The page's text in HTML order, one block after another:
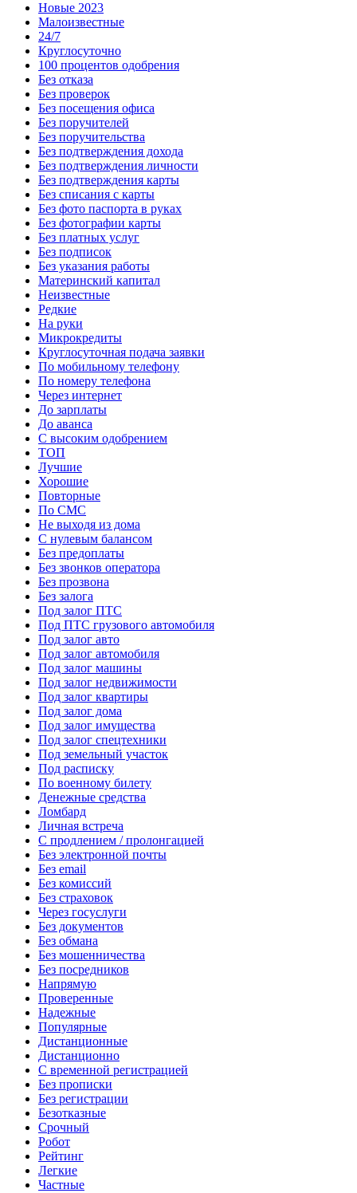
Новые 2023
Малоизвестные
24/7
Круглосуточно
100 процентов одобрения
Без отказа
Без проверок
Без посещения офиса
Без поручителей
Без поручительства
Без подтверждения дохода
Без подтверждения личности
Без подтверждения карты
Без списания с карты
Без фото паспорта в руках
Без фотографии карты
Без платных услуг
Без подписок
Без указания работы
Материнский капитал
Неизвестные
Редкие
На руки
Микрокредиты
Круглосуточная подача заявки
По мобильному телефону
По номеру телефона
Через интернет
До зарплаты
До аванса
С высоким одобрением
ТОП
Лучшие
Хорошие
Повторные
По СМС
Не выходя из дома
С нулевым балансом
Без предоплаты
Без звонков оператора
Без прозвона
Без залога
Под залог ПТС
Под ПТС грузового автомобиля
Под залог авто
Под залог автомобиля
Под залог машины
Под залог недвижимости
Под залог квартиры
Под залог дома
Под залог имущества
Под залог спецтехники
Под земельный участок
Под расписку
По военному билету
Денежные средства
Ломбард
Личная встреча
С продлением / пролонгацией
Без электронной почты
Без email
Без комиссий
Без страховок
Через госуслуги
Без документов
Без обмана
Без мошенничества
Без посредников
Напрямую
Проверенные
Надежные
Популярные
Дистанционные
Дистанционно
С временной регистрацией
Без прописки
Без регистрации
Безотказные
Срочный
Робот
Рейтинг
Легкие
Частные